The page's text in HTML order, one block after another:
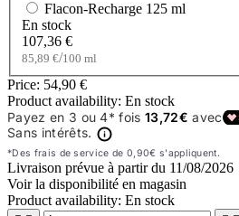
Flacon-Recharge 125 ml
En stock
107,36 €
85,89 €/100 ml
Price: 54,90 €
Product availability: En stock
Livraison prévue à partir du 11/08/2026
Voir la disponibilité en magasin
Product availability: En stock